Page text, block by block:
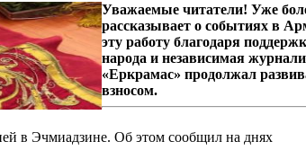
в Эчмиадзине. Об этом сообщил на днях
Уважаемые читатели! Уже
рассказывает о событиях в
эту работу благодаря
народа и независимая
«Еркрамас» продолжал
взносом.